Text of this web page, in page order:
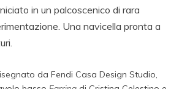
in un palcoscenico di rara
Una navicella pronta a
da Fendi Casa Design Studio,